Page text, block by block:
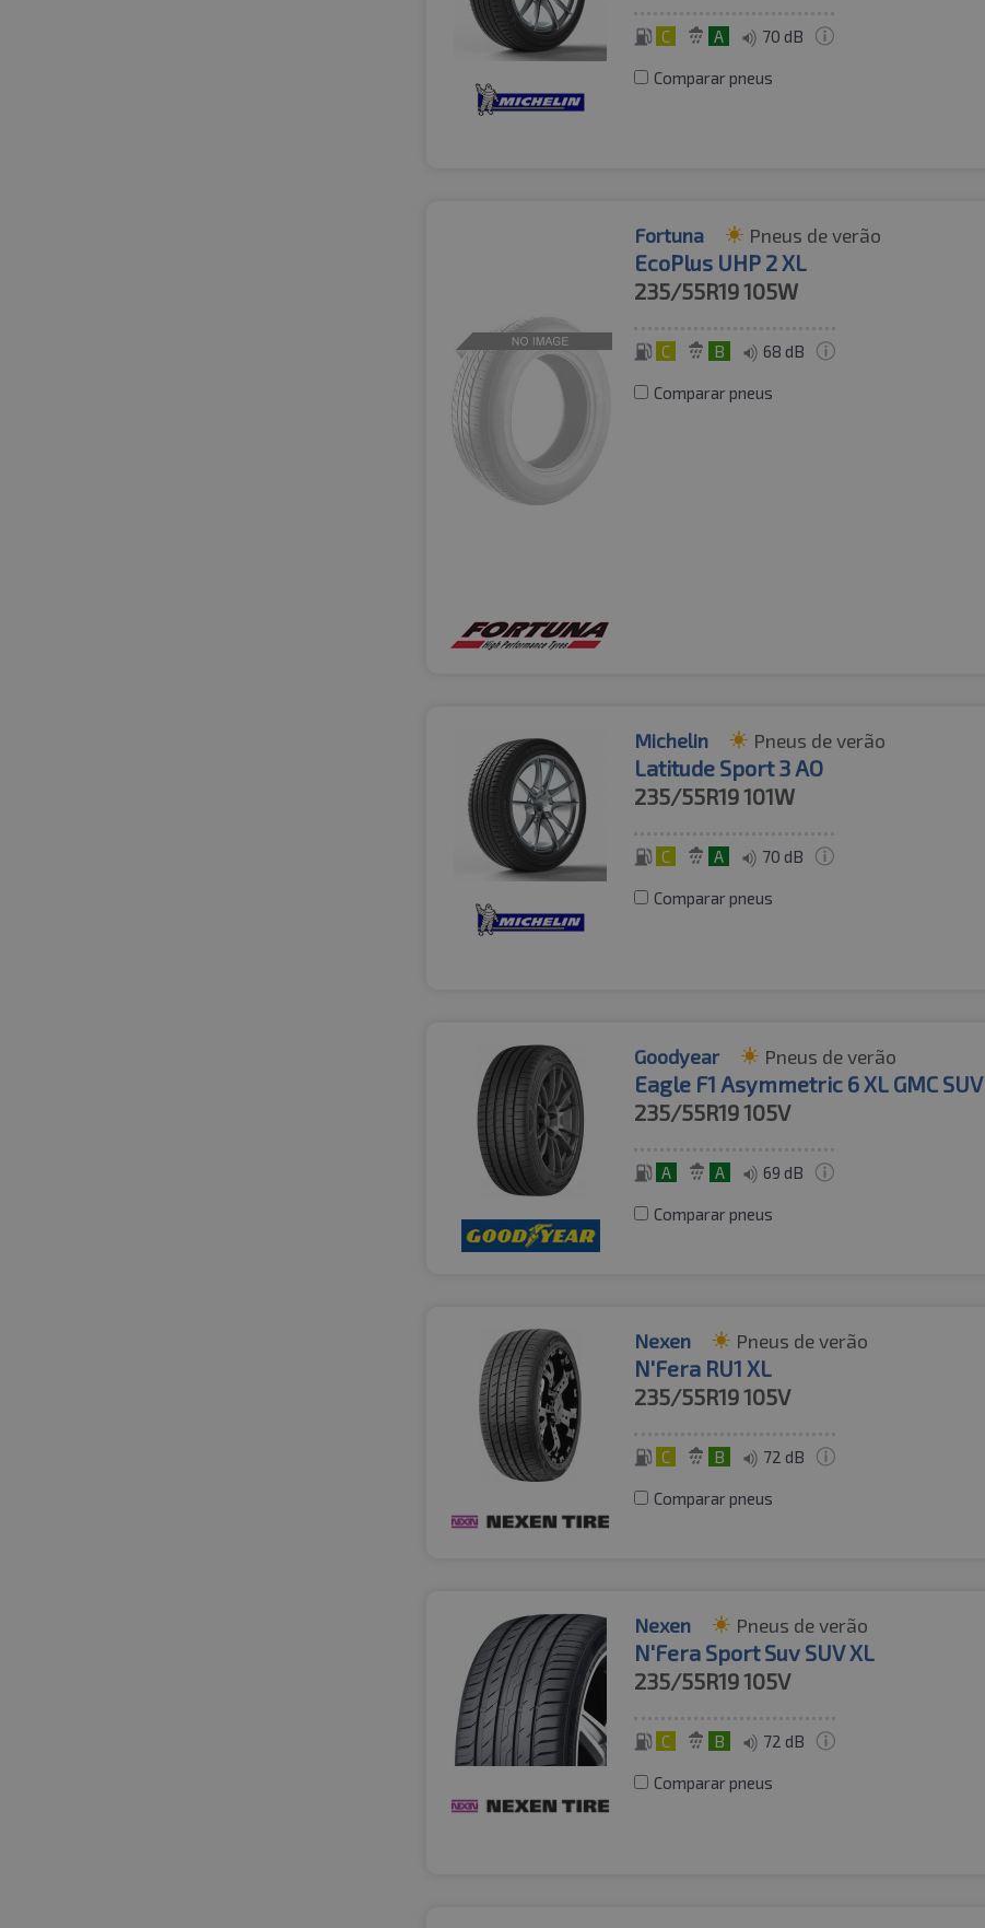
C A 70 dB
Comparar pneus
Fortuna Pneus de verão
EcoPlus UHP 2 XL
235/55R19105W
C B 68 dB
Comparar pneus
Michelin Pneus de verão
Latitude Sport 3 AO
235/55R19101W
C A 70 dB
Comparar pneus
Goodyear Pneus de verão
Eagle F1 Asymmetric 6 XL GMC SUV
235/55R19105V
A A 69 dB
Comparar pneus
Nexen Pneus de verão
N'Fera RU1 XL
235/55R19105V
C B 72 dB
Comparar pneus
Nexen Pneus de verão
N'Fera Sport Suv SUV XL
235/55R19105V
C B 72 dB
Comparar pneus